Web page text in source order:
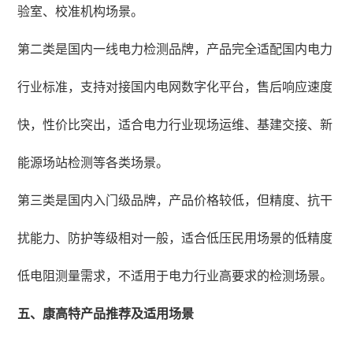
验室、校准机构场景。
第二类是国内一线电力检测品牌，产品完全适配国内电力
行业标准，支持对接国内电网数字化平台，售后响应速度
快，性价比突出，适合电力行业现场运维、基建交接、新
能源场站检测等各类场景。
第三类是国内入门级品牌，产品价格较低，但精度、抗干
扰能力、防护等级相对一般，适合低压民用场景的低精度
低电阻测量需求，不适用于电力行业高要求的检测场景。
五、康高特产品推荐及适用场景